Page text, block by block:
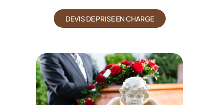
DEVIS DE PRISE EN CHARGE